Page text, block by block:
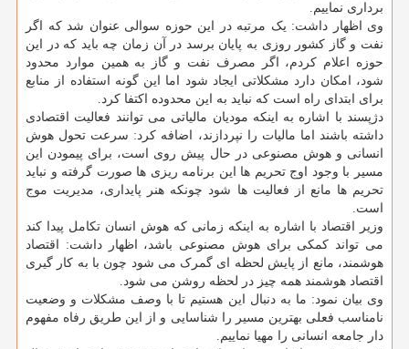
برداری نماییم.
وی اظهار داشت: یک مرتبه در این حوزه سوالی عنوان شد که اگر
نفت و گاز کشور روزی به پایان برسد در آن زمان چه باید که در این
حوزه اعلام کردم، اگر مصرف نفت و گاز به همین موارد محدود
شود، امکان دارد مشکلاتی ایجاد شود اما این گونه استفاده از منابع
برای ابتدای راه است که نباید به این محدوده اکتفا کرد.
دژپسند با اشاره به اینکه مودیان مالیاتی می توانند فعالیت اقتصادی
داشته باشند اما مالیات را نپردازند، اضافه کرد: سرعت تحول هوش
انسانی و هوش مصنوعی در حال پیش روی است، برای پیمودن این
مسیر با وجود اوج تحریم ها این برنامه ریزی ها صورت گرفته و نباید
تحریم ها مانع از فعالیت ها شود چونکه هنر پایداری، مدیریت موج
است.
وزیر اقتصاد با اشاره به اینکه زمانی که هوش انسان تکامل پیدا کند
می تواند کمکی برای هوش مصنوعی باشد، اظهار داشت: اقتصاد
هوشمند، مانع از پایش لحظه ای گمرک می شود چون با به کار گیری
اقتصاد هوشمند همه چیز در لحظه روشن می شود.
وی بیان نمود: ما به دنبال این هستیم تا با وصف مشکلات و وضعیت
نامناسب فعلی بهترین مسیر را شناسایی و از این طریق رفاه مفهوم
دار جامعه انسانی را مهیا نماییم.